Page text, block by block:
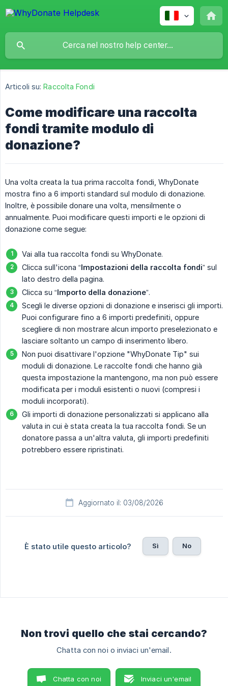
Articoli su: Raccolta Fondi
Come modificare una raccolta
fondi tramite modulo di
donazione?
Una volta creata la tua prima raccolta fondi, WhyDonate
mostra fino a 6 importi standard sul modulo di donazione.
Inoltre, è possibile donare una volta, mensilmente o
annualmente. Puoi modificare questi importi e le opzioni di
donazione come segue:
Vai alla tua raccolta fondi su WhyDonate.
Clicca sull'icona “Impostazioni della raccolta fondi” sul
lato destro della pagina.
Clicca su “Importo della donazione”.
Scegli le diverse opzioni di donazione e inserisci gli importi.
Puoi configurare fino a 6 importi predefiniti, oppure
scegliere di non mostrare alcun importo preselezionato e
lasciare soltanto un campo di inserimento libero.
Non puoi disattivare l'opzione "WhyDonate Tip" sui
moduli di donazione. Le raccolte fondi che hanno già
questa impostazione la mantengono, ma non può essere
modificata per i moduli esistenti o nuovi (compresi i
moduli incorporati).
Gli importi di donazione personalizzati si applicano alla
valuta in cui è stata creata la tua raccolta fondi. Se un
donatore passa a un'altra valuta, gli importi predefiniti
potrebbero essere ripristinati.
Aggiornato il: 03/08/2026
È stato utile questo articolo? Sì No
Non trovi quello che stai cercando?
Chatta con noi o inviaci un'email.
Chatta con noi Inviaci un'email